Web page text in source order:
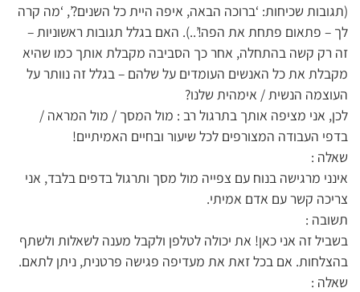
(תגובות שכיחות: ‘ברוכה הבאה, איפה היית כל השנים?’, ‘מה קרה
לך – פתאום פתחת את הפה!’..). האם בגלל תגובות ראשוניות –
זה רק קשה בהתחלה, אחר כך הסביבה מקבלת אותך כמו שהיא
מקבלת את כל האנשים העומדים על שלהם – בגלל זה נוותר על
העוצמה הנשית / אימהית שלנו?
לכן, אני מציפה אותך בתרגול רב : מול המסך / מול המראה /
בדפי העבודה המצורפים לכל שיעור ובחיים האמיתיים!
שאלה :
אינני מרגישה בנוח עם צפייה מול מסך ותרגול בדפים בלבד, אני
צריכה קשר עם אדם אמיתי.
תשובה :
בשביל זה אני כאן! את יכולה לטלפן ולקבל מענה לשאלות ולשתף
בהצלחות. אם בכל זאת את מעדיפה פגישה פרטנית, ניתן לתאם.
שאלה :